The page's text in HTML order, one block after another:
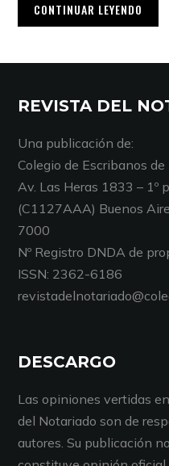
CONTINUAR LEYENDO
REVISTA DEL
Una publicación de:
Colegio de Escribanos
Av. Las Heras 1833 – 1º
(C1127AAA) Buenos
7000
Nº Registro DNDA de
ISSN: 2362-6186
DESCARGO
Las opiniones vertidas
del Notariado son de
autores. Su publicación